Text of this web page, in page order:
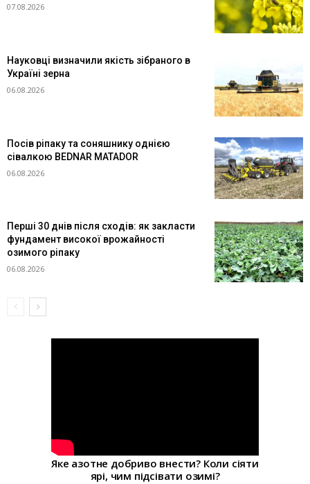
07.08.2026
Науковці визначили якість зібраного в
Україні зерна
06.08.2026
Посів ріпаку та соняшнику однією
сівалкою BEDNAR MATADOR
06.08.2026
Перші 30 днів після сходів: як закласти
фундамент високої врожайності
озимого ріпаку
06.08.2026
Яке азотне добриво внести? Коли сіяти
ярі, чим підсівати озимі?